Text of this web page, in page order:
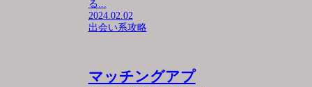
る...
2024.02.02
出会い系攻略
マッチングアプ